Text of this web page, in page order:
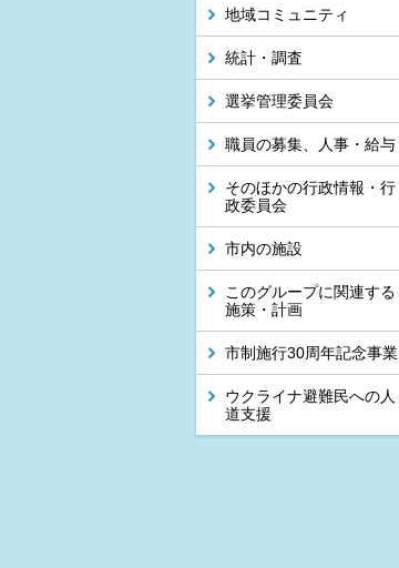
地域コミュニティ
統計・調査
選挙管理委員会
職員の募集、人事・給与
そのほかの行政情報・行
政委員会
市内の施設
このグループに関連する
施策・計画
市制施行30周年記念事業
ウクライナ避難民への人
道支援